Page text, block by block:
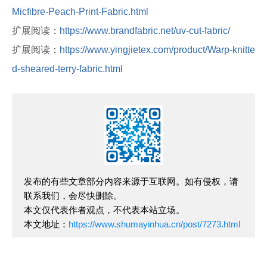
Micfibre-Peach-Print-Fabric.html
扩展阅读： https://www.brandfabric.net/uv-cut-fabric/
扩展阅读： https://www.yingjietex.com/product/Warp-knitte
d-sheared-terry-fabric.html
发布的有些文章部分内容来源于互联网。如有侵权，请
联系我们，会尽快删除。
本文仅代表作者观点，不代表本站立场。
本文地址： https://www.shumayinhua.cn/post/7273.html